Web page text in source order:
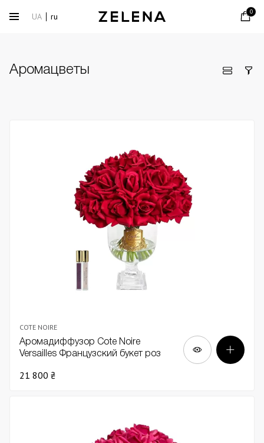
UA ru 0
Аромацветы
COTE NOIRE
Аромадиффузор Cote Noire
Versailles Французский букет роз
21 800 ₴